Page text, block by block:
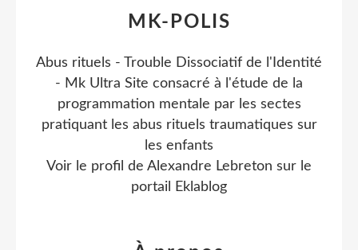
MK-POLIS
Abus rituels - Trouble Dissociatif de l'Identité
- Mk Ultra Site consacré à l'étude de la
programmation mentale par les sectes
pratiquant les abus rituels traumatiques sur
les enfants
Voir le profil de Alexandre Lebreton sur le
portail Eklablog